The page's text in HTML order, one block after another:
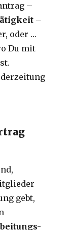
–
–
oder …
Du mit
gebt,